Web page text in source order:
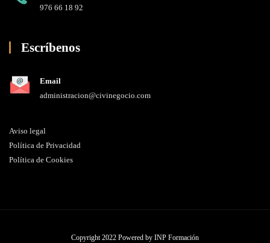
976 66 18 92
Escríbenos
Email
administracion@civinegocio.com
Aviso legal
Política de Privacidad
Política de Cookies
Copyright 2022 Powered by INP Formación